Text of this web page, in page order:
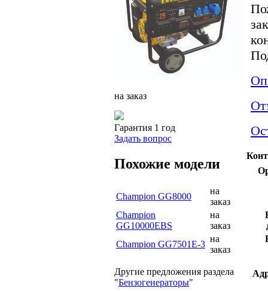
на заказ
Гарантия 1 год
Задать вопрос
Похожие модели
Champion GG8000
на
заказ
Champion
GG10000EBS
на
заказ
Champion GG7501E-3
на
заказ
Другие предложения раздела
"Бензогенераторы"